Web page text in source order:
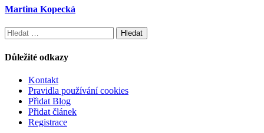
Martina Kopecká
Vyhledávání
Důležité odkazy
Kontakt
Pravidla používání cookies
Přidat Blog
Přidat článek
Registrace